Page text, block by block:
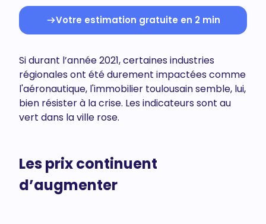
Votre estimation gratuite en 2 min
Si durant l’année 2021, certaines industries
régionales ont été durement impactées comme
l'aéronautique, l'immobilier toulousain semble, lui,
bien résister à la crise. Les indicateurs sont au
vert dans la ville rose.
Les prix continuent
d’augmenter